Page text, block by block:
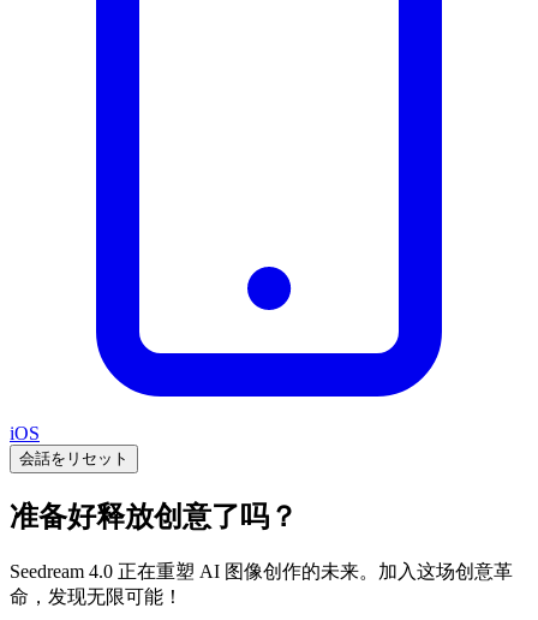
iOS
会話をリセット
准备好释放创意了吗？
Seedream 4.0 正在重塑 AI 图像创作的未来。加入这场创意革
命，发现无限可能！